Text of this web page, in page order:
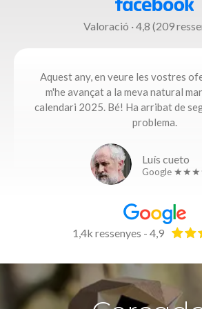
Valoració · 4,8 (209
Aquest any, en veure les vostres
m'he avançat a la meva natural
calendari 2025. Bé! Ha arribat de
problema.​
Luís cueto
Google
1,4k ressenyes - 4,9